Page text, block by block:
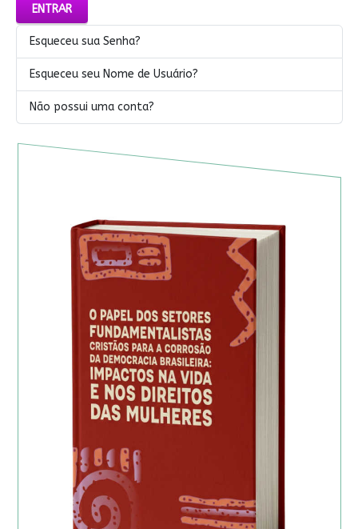
ENTRAR
Esqueceu sua Senha?
Esqueceu seu Nome de Usuário?
Não possui uma conta?